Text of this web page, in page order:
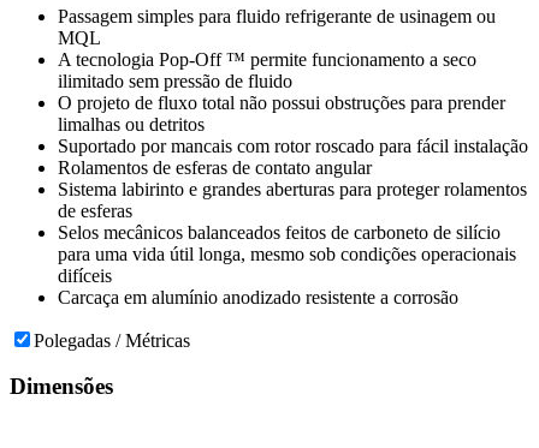
Passagem simples para fluido refrigerante de usinagem ou
MQL
A tecnologia Pop-Off ™ permite funcionamento a seco
ilimitado sem pressão de fluido
O projeto de fluxo total não possui obstruções para prender
limalhas ou detritos
Suportado por mancais com rotor roscado para fácil instalação
Rolamentos de esferas de contato angular
Sistema labirinto e grandes aberturas para proteger rolamentos
de esferas
Selos mecânicos balanceados feitos de carboneto de silício
para uma vida útil longa, mesmo sob condições operacionais
difíceis
Carcaça em alumínio anodizado resistente a corrosão
Polegadas / Métricas
Dimensões